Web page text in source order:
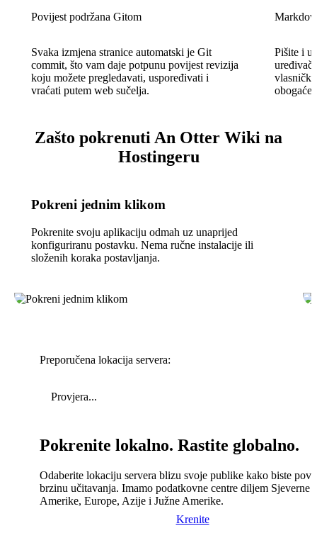
Povijest podržana Gitom
Svaka izmjena stranice automatski je Git
commit, što vam daje potpunu povijest revizija
koju možete pregledavati, uspoređivati i
vraćati putem web sučelja.
Pišite i
Zašto pokrenuti An Otter Wiki na
Hostingeru
Pokreni jednim klikom
Pokrenite svoju aplikaciju odmah uz unaprijed
konfiguriranu postavku. Nema ručne instalacije ili
složenih koraka postavljanja.
Preporučena lokacija servera:
Provjera...
Pokrenite lokalno. Rastite globalno.
Odaberite lokaciju servera blizu svoje publike kako biste
brzinu učitavanja. Imamo podatkovne centre diljem Sjeverne
Amerike, Europe, Azije i Južne Amerike.
Krenite